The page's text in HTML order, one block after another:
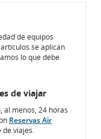
de equipos
se aplican
lo que debe
de viajar
al menos, 24 horas
Reservas Air
de viajes.